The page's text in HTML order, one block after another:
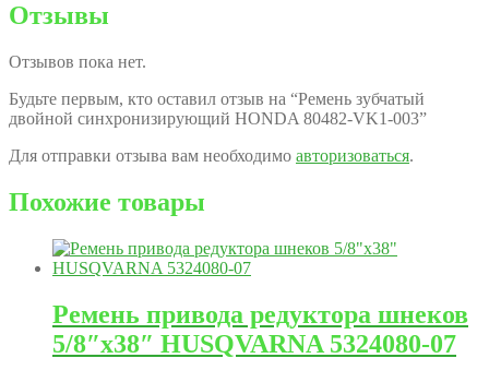
Отзывы
Отзывов пока нет.
Будьте первым, кто оставил отзыв на “Ремень зубчатый
двойной синхронизирующий HONDA 80482-VK1-003”
Для отправки отзыва вам необходимо авторизоваться.
Похожие товары
Ремень привода редуктора шнеков
5/8″x38″ HUSQVARNA 5324080-07